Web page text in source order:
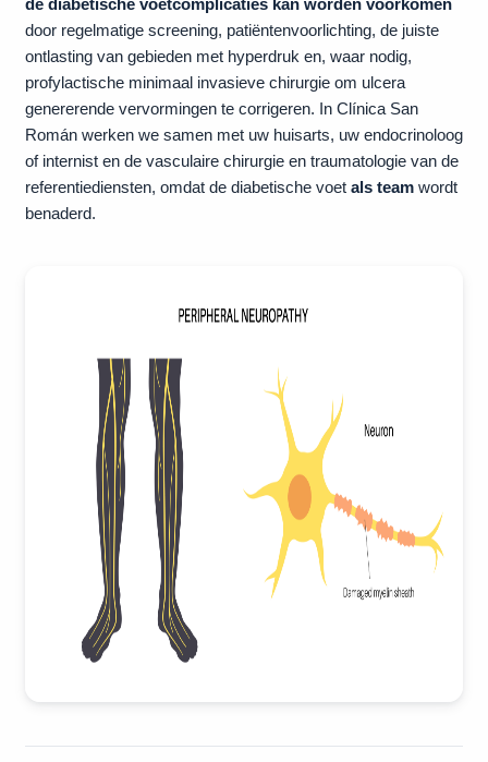
de diabetische voetcomplicaties kan worden voorkomen
door regelmatige screening, patiëntenvoorlichting, de juiste
ontlasting van gebieden met hyperdruk en, waar nodig,
profylactische minimaal invasieve chirurgie om ulcera
genererende vervormingen te corrigeren. In Clínica San
Román werken we samen met uw huisarts, uw endocrinoloog
of internist en de vasculaire chirurgie en traumatologie van de
referentiediensten, omdat de diabetische voet als teamwordt
benaderd.